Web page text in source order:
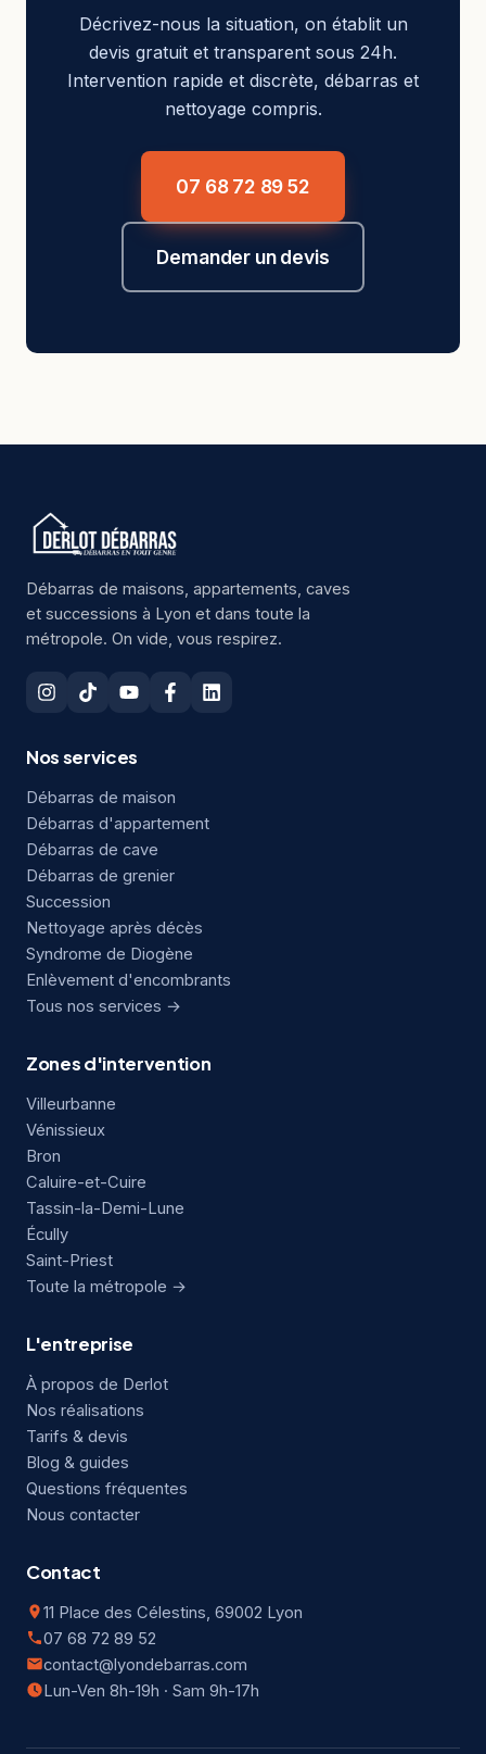
Décrivez-nous la situation, on établit un
devis gratuit et transparent sous 24h.
Intervention rapide et discrète, débarras et
nettoyage compris.
07 68 72 89 52
Demander un devis
Débarras de maisons, appartements, caves
et successions à Lyon et dans toute la
métropole. On vide, vous respirez.
Nos services
Débarras de maison
Débarras d'appartement
Débarras de cave
Débarras de grenier
Succession
Nettoyage après décès
Syndrome de Diogène
Enlèvement d'encombrants
Tous nos services →
Zones d'intervention
Villeurbanne
Vénissieux
Bron
Caluire-et-Cuire
Tassin-la-Demi-Lune
Écully
Saint-Priest
Toute la métropole →
L'entreprise
À propos de Derlot
Nos réalisations
Tarifs & devis
Blog & guides
Questions fréquentes
Nous contacter
Contact
11 Place des Célestins, 69002 Lyon
07 68 72 89 52
contact@lyondebarras.com
Lun-Ven 8h-19h · Sam 9h-17h